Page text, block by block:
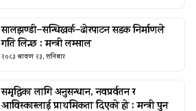
सालझण्डी–सन्धिखर्क–ढोरपाटन सडक निर्माणले
गति लिन्छ : मन्त्री लम्साल
२०८३ श्रावण २३, शनिबार
समृद्धिका लागि अनुसन्धान, नवप्रर्वतन र
आविस्कारलाई प्राथमिकता दिएको हो : मन्त्री पुन